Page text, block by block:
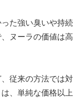
た強い臭いや持続
ヌーラの価値は高
従来の方法では対
、単純な価格以上